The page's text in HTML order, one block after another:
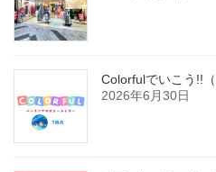
Colorfulでいこう!!
2026年6月30日